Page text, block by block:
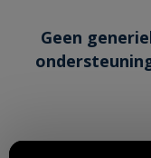
Geen